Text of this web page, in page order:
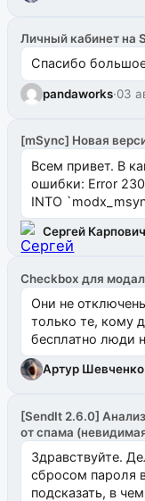
Личный кабинет на
Спасибо
pandaworks·03
[mSync] Новая
Всем привет. В
ошибки: Error
INTO
`uuid_1c`)
Сергей Карпович
Checkbox для
Они не
только те, кому
бесплатно люди
Артур Шевченко
[SendIt 2.6.0]
от спама
Здравствуйте.
сбросом пароля
подсказать, в